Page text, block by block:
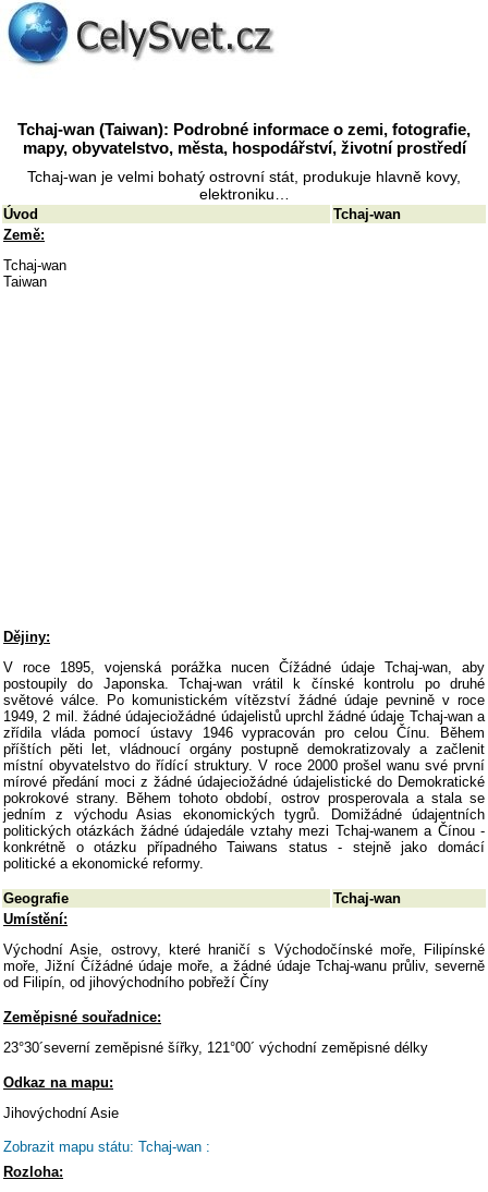
Tchaj-wan (Taiwan): Podrobné informace o zemi, fotografie,
mapy, obyvatelstvo, města, hospodářství, životní prostředí
Tchaj-wan je velmi bohatý ostrovní stát, produkuje hlavně kovy,
elektroniku…
Úvod
Tchaj-wan
Země:
Tchaj-wan
Taiwan
Dějiny:
V roce 1895, vojenská porážka nucen Čížádné údaje Tchaj-wan, aby
postoupily do Japonska. Tchaj-wan vrátil k čínské kontrolu po druhé
světové válce. Po komunistickém vítězství žádné údaje pevnině v roce
1949, 2 mil. žádné údajeciožádné údajelistů uprchl žádné údaje Tchaj-wan a
zřídila vláda pomocí ústavy 1946 vypracován pro celou Čínu. Během
příštích pěti let, vládnoucí orgány postupně demokratizovaly a začlenit
místní obyvatelstvo do řídící struktury. V roce 2000 prošel wanu své první
mírové předání moci z žádné údajeciožádné údajelistické do Demokratické
pokrokové strany. Během tohoto období, ostrov prosperovala a stala se
jedním z východu Asias ekonomických tygrů. Domižádné údajentních
politických otázkách žádné údajedále vztahy mezi Tchaj-wanem a Čínou -
konkrétně o otázku případného Taiwans status - stejně jako domácí
politické a ekonomické reformy.
Geografie
Tchaj-wan
Umístění:
Východní Asie, ostrovy, které hraničí s Východočínské moře, Filipínské
moře, Jižní Čížádné údaje moře, a žádné údaje Tchaj-wanu průliv, severně
od Filipín, od jihovýchodního pobřeží Číny
Zeměpisné souřadnice:
23°30´severní zeměpisné šířky, 121°00´ východní zeměpisné délky
Odkaz na mapu:
Jihovýchodní Asie
Zobrazit mapu státu: Tchaj-wan :
Rozloha: